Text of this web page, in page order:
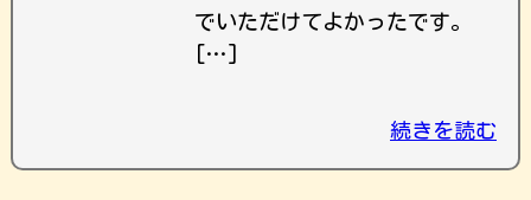
でいただけてよかったです。
[…]
続きを読む